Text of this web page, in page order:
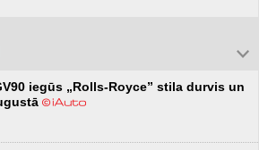
iegūs „Rolls-Royce” stila durvis un